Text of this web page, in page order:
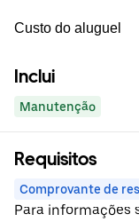
Custo do aluguel
Inclui
Manutenção
Requisitos
Comprovante de
Para informações